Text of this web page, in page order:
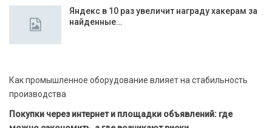
Яндекс в 10 раз увеличит награду хакерам за
найденные…
Как промышленное оборудование влияет на стабильность
производства
Покупки через интернет и площадки объявлений: где